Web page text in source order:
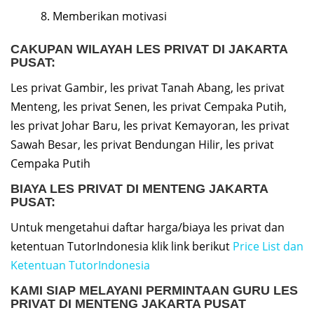
Memberikan motivasi
CAKUPAN WILAYAH LES PRIVAT DI JAKARTA
PUSAT:
Les privat Gambir, les privat Tanah Abang, les privat
Menteng, les privat Senen, les privat Cempaka Putih,
les privat Johar Baru, les privat Kemayoran, les privat
Sawah Besar, les privat Bendungan Hilir, les privat
Cempaka Putih
BIAYA LES PRIVAT DI MENTENG JAKARTA
PUSAT:
Untuk mengetahui daftar harga/biaya les privat dan
ketentuan TutorIndonesia klik link berikut Price List dan
Ketentuan TutorIndonesia
KAMI SIAP MELAYANI PERMINTAAN GURU LES
PRIVAT DI MENTENG JAKARTA PUSAT